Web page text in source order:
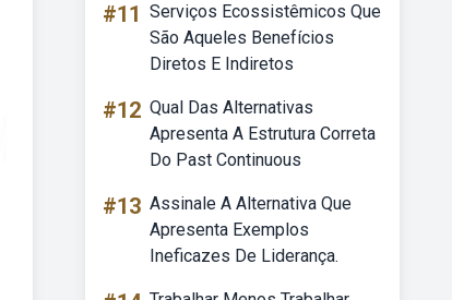
#11 Serviços Ecossistêmicos Que
São Aqueles Benefícios
Diretos E Indiretos
#12 Qual Das Alternativas
Apresenta A Estrutura Correta
Do Past Continuous
#13 Assinale A Alternativa Que
Apresenta Exemplos
Ineficazes De Liderança.